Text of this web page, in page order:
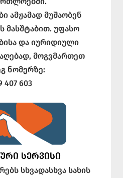
ამჟამად მუშაობენ
მასშტაბით. უფასო
და იურიდიული
მოგვმართეთ
ნომერზე:
407 603
ᲡᲔᲠᲕᲘᲡᲘ
სხვადასხვა სახის